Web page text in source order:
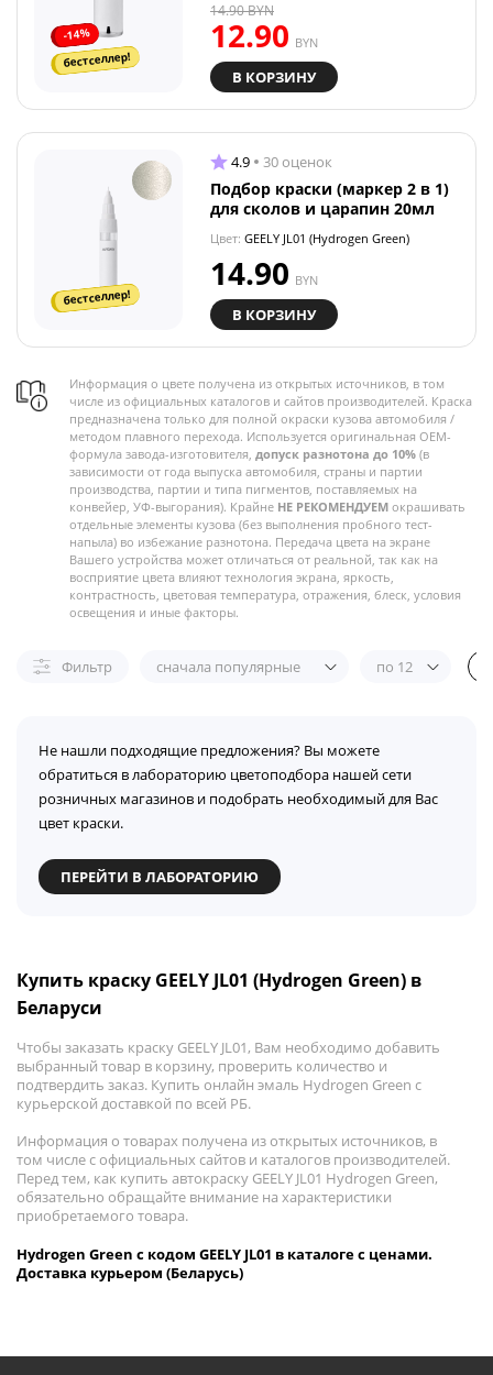
-14%
бестселлер!
12.90 BYN
14.90BYN
В КОРЗИНУ
бестселлер!
4.9 30 оценок
Подбор краски (маркер 2 в 1)
для сколов и царапин 20мл
Цвет: GEELY JL01 (Hydrogen Green)
14.90 BYN
В КОРЗИНУ
Информация о цвете получена из открытых источников, в том
числе из официальных каталогов и сайтов производителей. Краска
предназначена только для полной окраски кузова автомобиля /
методом плавного перехода. Используется оригинальная OEM-
формула завода-изготовителя, допуск разнотона до 10% (в
зависимости от года выпуска автомобиля, страны и партии
производства, партии и типа пигментов, поставляемых на
конвейер, УФ-выгорания). Крайне НЕ РЕКОМЕНДУЕМ окрашивать
отдельные элементы кузова (без выполнения пробного тест-
напыла) во избежание разнотона. Передача цвета на экране
Вашего устройства может отличаться от реальной, так как на
восприятие цвета влияют технология экрана, яркость,
контрастность, цветовая температура, отражения, блеск, условия
освещения и иные факторы.
Фильтр сначала популярные по 12
Не нашли подходящие предложения? Вы можете
обратиться в лабораторию цветоподбора нашей сети
розничных магазинов и подобрать необходимый для Вас
цвет краски.
ПЕРЕЙТИ В ЛАБОРАТОРИЮ
Купить краску GEELY JL01 (Hydrogen Green) в
Беларуси
Чтобы заказать краску GEELY JL01, Вам необходимо добавить
выбранный товар в корзину, проверить количество и
подтвердить заказ. Купить онлайн эмаль Hydrogen Green с
курьерской доставкой по всей РБ.
Информация о товарах получена из открытых источников, в
том числе с официальных сайтов и каталогов производителей.
Перед тем, как купить автокраску GEELY JL01 Hydrogen Green,
обязательно обращайте внимание на характеристики
приобретаемого товара.
Hydrogen Green с кодом GEELY JL01 в каталоге с ценами.
Доставка курьером (Беларусь)